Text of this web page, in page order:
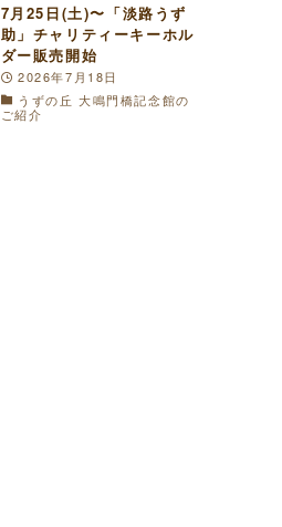
7月25日(土)〜「淡路うず
助」チャリティーキーホル
ダー販売開始
2026年7月18日
うずの丘 大鳴門橋記念館の
ご紹介